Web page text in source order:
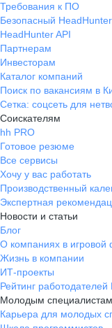
Требования к ПО
Безопасный HeadHunter
HeadHunter API
Партнерам
Инвесторам
Каталог компаний
Поиск по вакансиям в
Сетка: соцсеть для
Соискателям
hh PRO
Готовое резюме
Все сервисы
Хочу у вас работать
Производственный
Экспертная
Новости и статьи
Блог
О компаниях в игровой
Жизнь в компании
ИТ-проекты
Рейтинг работодателей
Молодым специалистам
Карьера для молодых